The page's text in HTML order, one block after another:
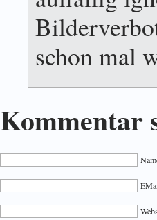
schon mal
Kommentar